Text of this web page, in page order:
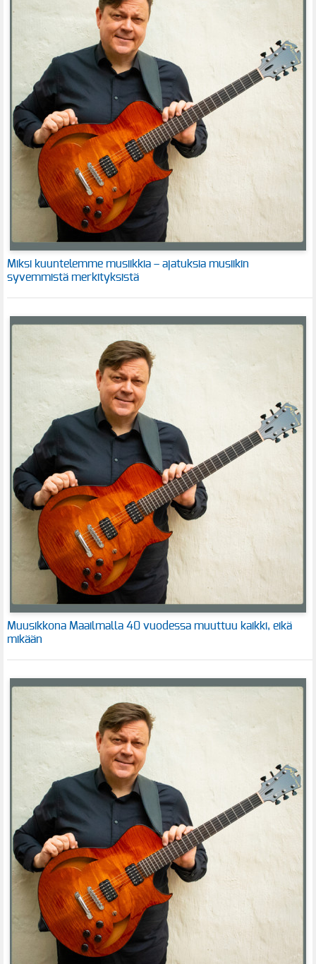
Miksi kuuntelemme musiikkia – ajatuksia musiikin
syvemmistä merkityksistä
Muusikkona Maailmalla 40 vuodessa muuttuu kaikki, eikä
mikään